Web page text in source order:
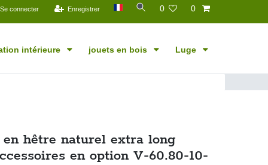
Se connecter Enregistrer 0 0
intérieure jouets en bois Luge
hêtre naturel extra long
en option V-60.80-10-